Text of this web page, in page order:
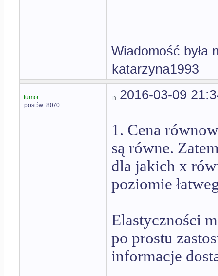
Wiadomość była
katarzyna1993
tumor
postów: 8070
2016-03-09
1. Cena
są równe.
dla jakich x
poziomie
Elastyczności
po prostu
informacje